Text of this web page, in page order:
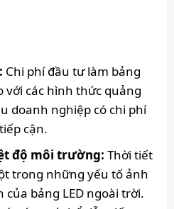
Chi phí đầu tư làm bảng
với các hình thức quảng
doanh nghiệp có chi phí
cận.
độ môi trường: Thời tiết
trong những yếu tố ảnh
bảng LED ngoài trời.